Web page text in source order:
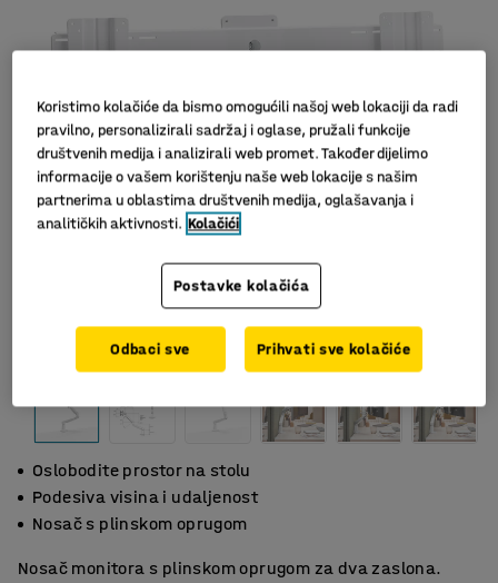
Oslobodite prostor na stolu
Podesiva visina i udaljenost
Nosač s plinskom oprugom
Nosač monitora s plinskom oprugom za dva zaslona.
Koristimo kolačiće da bismo omogućili našoj web lokaciji da radi
pravilno, personalizirali sadržaj i oglase, pružali funkcije
društvenih medija i analizirali web promet. Također dijelimo
informacije o vašem korištenju naše web lokacije s našim
partnerima u oblastima društvenih medija, oglašavanja i
analitičkih aktivnosti. Kolačići
Postavke kolačića
Odbaci sve Prihvati sve kolačiće